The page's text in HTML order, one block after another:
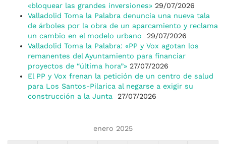
«bloquear las grandes inversiones» 29/07/2026
Valladolid Toma la Palabra denuncia una nueva tala
de árboles por la obra de un aparcamiento y reclama
un cambio en el modelo urbano
29/07/2026
Valladolid Toma la Palabra: «PP y Vox agotan los
remanentes del Ayuntamiento para financiar
proyectos de “última hora”» 27/07/2026
El PP y Vox frenan la petición de un centro de salud
para Los Santos-Pilarica al negarse a exigir su
construcción a la Junta
27/07/2026
enero 2025